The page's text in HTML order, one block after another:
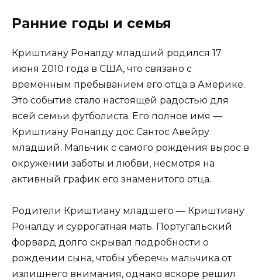
Ранние годы и семья
Криштиану Роналду младший родился 17
июня 2010 года в США, что связано с
временным пребыванием его отца в Америке.
Это событие стало настоящей радостью для
всей семьи футболиста. Его полное имя —
Криштиану Роналду дос Сантос Авейру
младший. Мальчик с самого рождения вырос в
окружении заботы и любви, несмотря на
активный график его знаменитого отца.
Родители Криштиану младшего — Криштиану
Роналду и суррогатная мать. Португальский
форвард долго скрывал подробности о
рождении сына, чтобы уберечь мальчика от
излишнего внимания, однако вскоре решил